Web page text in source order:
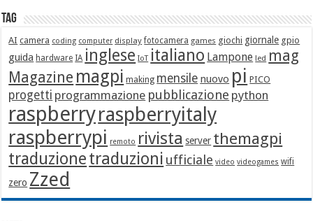
Tag
AI camera coding computer display fotocamera games giochi giornale gpio
guida hardware IA inglese IoT italiano Lampone led mag
Magazine magpi making mensile nuovo pi PICO
progetti programmazione pubblicazione python
raspberryraspberryitaly
raspberrypi remoto rivista server themagpi
traduzionetraduzioni ufficiale video videogames wifi
zero Zzed